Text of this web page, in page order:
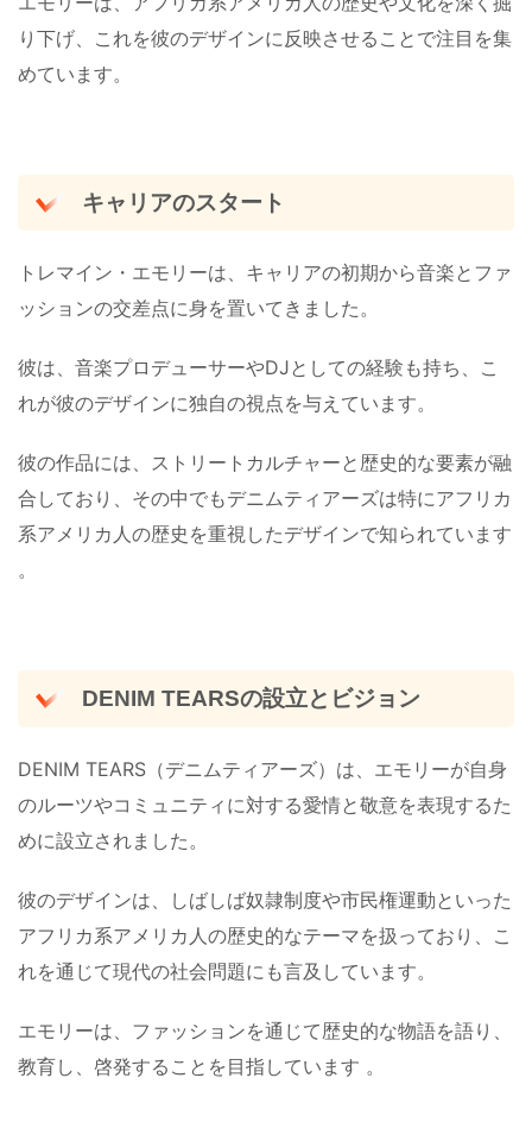
り下げ、これを彼のデザインに反映させることで注目を集
めています。
キャリアのスタート
トレマイン・エモリーは、キャリアの初期から音楽とファ
ッションの交差点に身を置いてきました。
彼は、音楽プロデューサーやDJとしての経験も持ち、こ
れが彼のデザインに独自の視点を与えています。
彼の作品には、ストリートカルチャーと歴史的な要素が融
合しており、その中でもデニムティアーズは特にアフリカ
系アメリカ人の歴史を重視したデザインで知られています​
。
DENIM TEARSの設立とビジョン
DENIM TEARS（デニムティアーズ）は、エモリーが自身
のルーツやコミュニティに対する愛情と敬意を表現するた
めに設立されました。
彼のデザインは、しばしば奴隷制度や市民権運動といった
アフリカ系アメリカ人の歴史的なテーマを扱っており、こ
れを通じて現代の社会問題にも言及しています。
エモリーは、ファッションを通じて歴史的な物語を語り、
教育し、啓発することを目指しています​ ​。